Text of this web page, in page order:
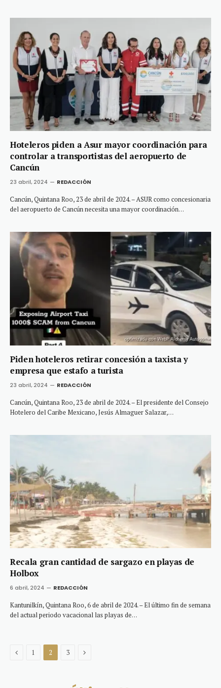
Hoteleros piden a Asur mayor coordinación para
controlar a transportistas del aeropuerto de
Cancún
23 abril, 2024 REDACCIÓN
Cancún, Quintana Roo, 23 de abril de 2024. – ASUR como concesionaria
del aeropuerto de Cancún necesita una mayor coordinación…
Piden hoteleros retirar concesión a taxista y
empresa que estafo a turista
23 abril, 2024 REDACCIÓN
Cancún, Quintana Roo, 23 de abril de 2024. – El presidente del Consejo
Hotelero del Caribe Mexicano, Jesús Almaguer Salazar,…
Recala gran cantidad de sargazo en playas de
Holbox
6 abril, 2024 REDACCIÓN
Kantunilkín, Quintana Roo, 6 de abril de 2024. – El último fin de semana
del actual periodo vacacional las playas de…
Previous
1 2 3 Next